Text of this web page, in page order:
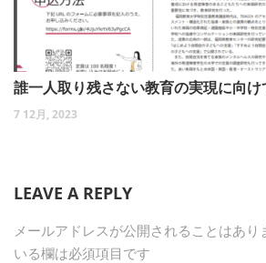
誰一人取り残さない教育の実現に向け
7 12月, 2023
LEAVE A REPLY
メールアドレスが公開されることはあり
いる欄は必須項目です